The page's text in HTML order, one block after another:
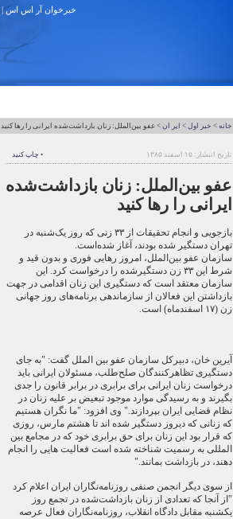
خبرخوان آر اس اس|
خانه > خبر اول > ایر ان > عفو بین‌الملل: زنان بازداشت‌شده ایرانی را رها کنید
تاریخ انتشار: ۱۵ اسفند ۱۳۸۵ • چاپ کنید
عفو بین‌الملل: زنان بازداشت‌شده
ایرانی را رها کنید
بازجویی و انجام تحقیقات از ۳۳ زنی که روز یک‌شنبه در
تهران دستگیر شده بودند، آغاز شده‌است.
سازمان عفو بین‌الملل، امروز رهایی فوری و بدون قید و
شرط این ۳۳ زن دستگیرشده را درخواست کرد. این
سازمان معتقد است که دستگیری این زنان اقدامی در جهت
بازداشتن این فعالان از سازماندهی برنامه‌های روز جهانی
زن (۱۷ اسفندماه) است.
آیرین خان، دبیرکل سازمان عفو بین الملل گفت: "به جای
دستگیری تظاهرکنندگان صلح‌طلب، مسئولان ایرانی باید
درخواست زنان ایرانی برای برابری در برابر قانون را جدی
بگیرند و به رسیدگی موارد موجود تبعیض بر علیه زنان در
نظام قضایی ایران بپردازند." وی افزود: "ما نگران هستیم
که زنانی که دیروز دستگیر شده اند تا هشتم مارس، روزی
که قرار بود این زنان برای حق برابری خود که در مجامع بین
المللی به رسمیت شناخته شده است فعالیت هایی را انجام
دهند، در بازداشت بمانند."
از سوی دیگر انجمن صنفی روزنامه‌نگاران ایران اعلام کرد
"از آنجا که تعدادی از زنان بازداشت‌شده در تجمع روز
یکشنبه مقابل دادگاه انقلا‌ب، روزنامه‌نگاران فعال عرصه